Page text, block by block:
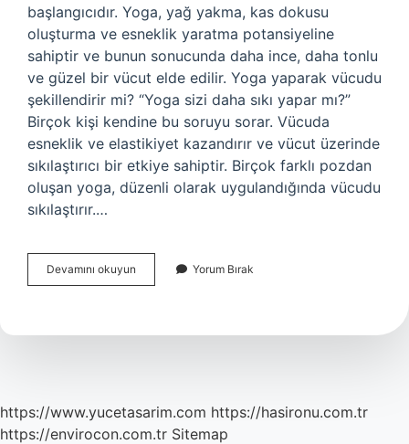
başlangıcıdır. Yoga, yağ yakma, kas dokusu
oluşturma ve esneklik yaratma potansiyeline
sahiptir ve bunun sonucunda daha ince, daha tonlu
ve güzel bir vücut elde edilir. Yoga yaparak vücudu
şekillendirir mi? “Yoga sizi daha sıkı yapar mı?”
Birçok kişi kendine bu soruyu sorar. Vücuda
esneklik ve elastikiyet kazandırır ve vücut üzerinde
sıkılaştırıcı bir etkiye sahiptir. Birçok farklı pozdan
oluşan yoga, düzenli olarak uygulandığında vücudu
sıkılaştırır.…
Devamını okuyun
Karın
Mı
Yorum Bırak
https://www.yucetasarim.com https://hasironu.com.tr
https://envirocon.com.tr Sitemap